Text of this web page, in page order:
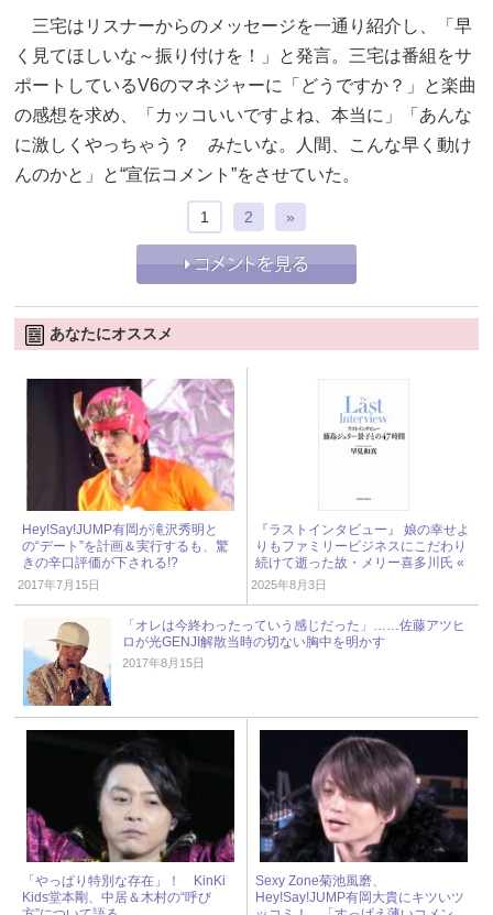
三宅はリスナーからのメッセージを一通り紹介し、「早
く見てほしいな～振り付けを！」と発言。三宅は番組をサ
ポートしているV6のマネジャーに「どうですか？」と楽曲
の感想を求め、「カッコいいですよね、本当に」「あんな
に激しくやっちゃう？ みたいな。人間、こんな早く動け
んのかと」と“宣伝コメント”をさせていた。
1 2 »
あなたにオススメ
Hey!Say!JUMP有岡が滝沢秀明と
の“デート”を計画＆実行するも、驚
きの辛口評価が下される!?
2017年7月15日
『ラストインタビュー』 娘の幸せよ
りもファミリービジネスにこだわり
続けて逝った故・メリー喜多川氏 «
ジャニーズ研究会
2025年8月3日
「オレは今終わったっていう感じだった」……佐藤アツヒ
ロが光GENJI解散当時の切ない胸中を明かす
2017年8月15日
「やっぱり特別な存在」！ KinKi
Kids堂本剛、中居＆木村の“呼び
Sexy Zone菊池風磨、
Hey!Say!JUMP有岡大貴にキツいツ